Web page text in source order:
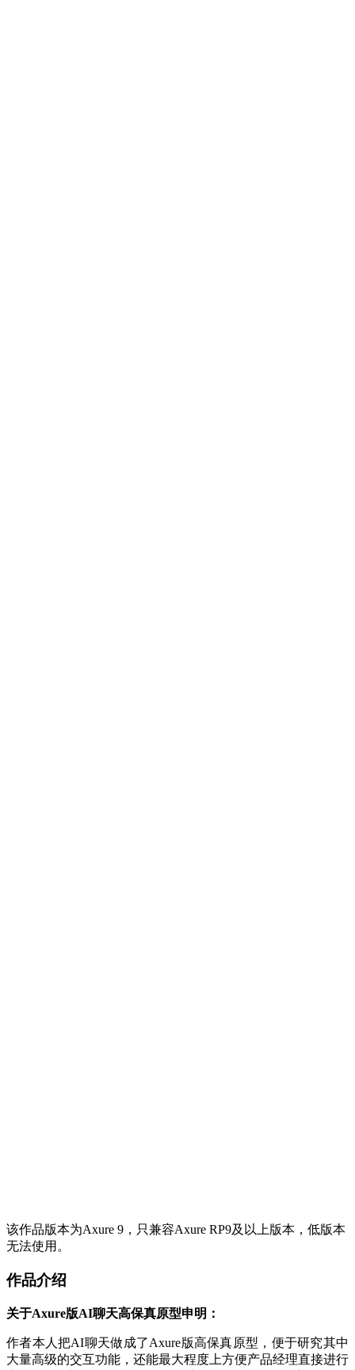
该作品版本为Axure 9，只兼容Axure RP9及以上版本，低版本
无法使用。
作品介绍
关于Axure版AI聊天高保真原型申明：
作者本人把AI聊天做成了Axure版高保真原型，便于研究其中
大量高级的交互功能，还能最大程度上方便产品经理直接进行